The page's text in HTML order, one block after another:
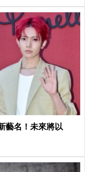
藝名！未來將以